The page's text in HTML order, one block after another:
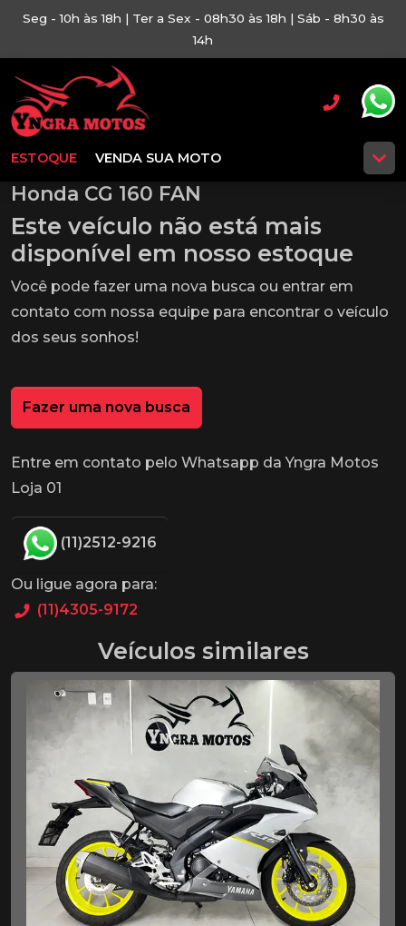
Seg - 10h às 18h | Ter a Sex - 08h30 às 18h | Sáb - 8h30 às
14h
ESTOQUE VENDA SUA MOTO
Honda CG 160 FAN
Este veículo não está mais
disponível em nosso estoque
Você pode fazer uma nova busca ou entrar em
contato com nossa equipe para encontrar o veículo
dos seus sonhos!
Fazer uma nova busca
Entre em contato pelo Whatsapp da Yngra Motos
Loja 01
(11)2512-9216
Ou ligue agora para:
(11)4305-9172
Veículos similares